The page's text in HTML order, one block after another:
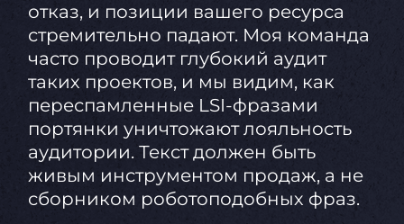
отказ, и позиции вашего ресурса
стремительно падают. Моя команда
часто проводит глубокий аудит
таких проектов, и мы видим, как
переспамленные LSI-фразами
портянки уничтожают лояльность
аудитории. Текст должен быть
живым инструментом продаж, а не
сборником роботоподобных фраз.